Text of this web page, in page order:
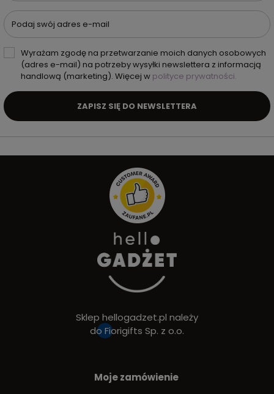
Podaj swój adres e-mail
Wyrażam zgodę na przetwarzanie moich danych osobowych
(adres e-mail) na potrzeby wysyłki newslettera z informacją
handlową (marketing). Więcej w polityce prywatności.
ZAPISZ SIĘ DO NEWSLETTERA
Sklep hellogadzet.pl należy
do Fiorigifts Sp. z o.o.
Moje zamówienie